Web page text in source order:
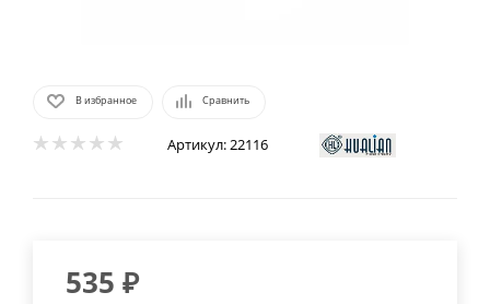
В избранное Сравнить
Артикул:22116
535 ₽